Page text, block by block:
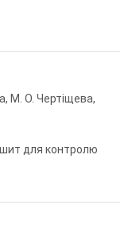
М. О. Чертіщева,
для контролю